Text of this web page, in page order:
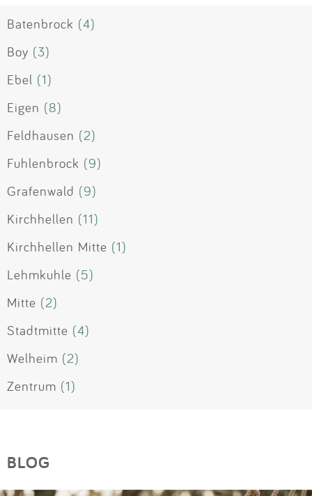
Batenbrock (4)
Boy (3)
Ebel (1)
Eigen (8)
Feldhausen (2)
Fuhlenbrock (9)
Grafenwald (9)
Kirchhellen (11)
Kirchhellen Mitte (1)
Lehmkuhle (5)
Mitte (2)
Stadtmitte (4)
Welheim (2)
Zentrum (1)
BLOG